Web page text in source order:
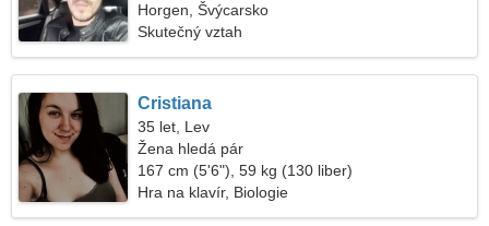
Horgen, Švýcarsko
Skutečný vztah
Cristiana
35 let, Lev
Žena hledá pár
167 cm (5'6"), 59 kg (130 liber)
Hra na klavír, Biologie